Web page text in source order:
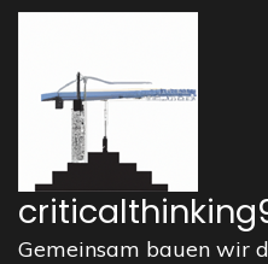
Zum
springen
drücken)
Gemeinsam bauen wir